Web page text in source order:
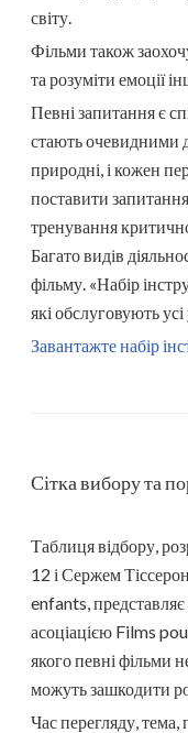
світу.
Фільми також
та розуміти емоції
Певні запитання є
стають очевидними
природні, і кожен
поставити
тренування
Багато видів
фільму. «Набір
які обслуговують
Завантажте набір
Сітка вибору та
Таблиця відбору,
12 і Сержем
enfants, представляє
асоціацією Films
якого певні фільми
можуть зашкодити
Час перегляду, тема,